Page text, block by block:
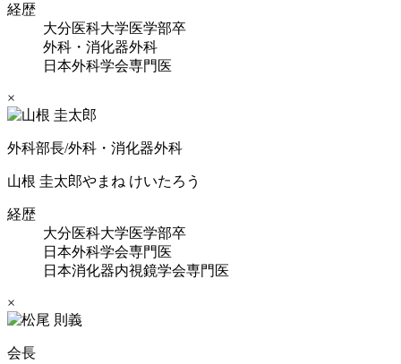
経歴
大分医科大学医学部卒
外科・消化器外科
日本外科学会専門医
×
外科部長/外科・消化器外科
山根 圭太郎やまね けいたろう
経歴
大分医科大学医学部卒
日本外科学会専門医
日本消化器内視鏡学会専門医
×
会長